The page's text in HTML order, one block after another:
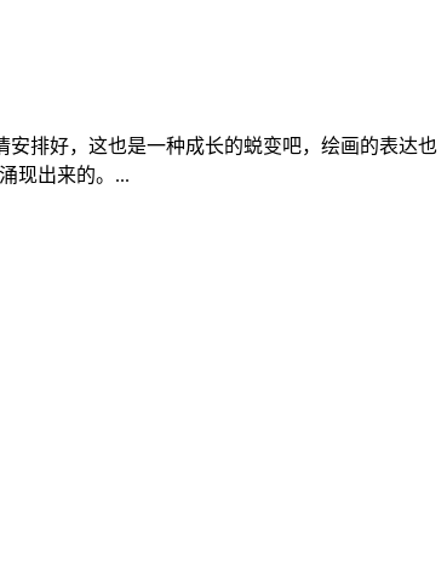
排好，这也是一种成长的蜕变吧，绘画的表达也
现出来的。...